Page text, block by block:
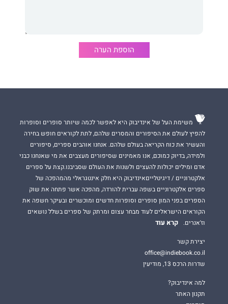
זהו החלק השני בדואט מותח, מסועף ואפל, הנכנס אל נבכיה של כת
אלית'הרומיג היא מחברת רבי־המכר של הניו יורק טיימס, וול סטריט
ג'ורנל ויו. אס. איי. טודיי.
בישראל תורגמו וזכו להצלחה אדירה ספריה: השלכות, אמת והרשעה.
הוספת הערה
משימת העל של אינדיבוק היא לאפשר לכמה שיותר סופרים וסופרות
להפיץ לעולם את הסיפורים והמסרים שלהם, לתת לקוראים חופש בחירה
והעשיר את כוח הקריאה בעולם שלהם. אנחנו אוהבים ספרים, סיפורים
ולמידה, בדיוק כמוכם, אנו מאמינים שסיפורים מעצבים את מי שאנחנו כבני
אדם ומילים יכולות להעצים ולשנות את העולם שסביבנו.קצת על ספרים
אלקטרוניים / דיגיטלייםאינדיבוק היא חלק אינטגראלי מהמהפכה של
ספרים אלקטרוניים בשפה עברית להורדה, מהפכה אשר פתחה את שוק
הספרים בפני המון סופרים וסופרות חדשים ומוכשרים ובעיקר חשפה את
הקוראים הישראלים לעוד מבחר עצום ומרתק של ספרים בשלל נושאים
וז'אנרים.
קרא עוד
יצירת קשר
office@indiebook.co.il
שדרות הרכס 13, מודיעין
למה אינדיבוק?
תקנון האתר